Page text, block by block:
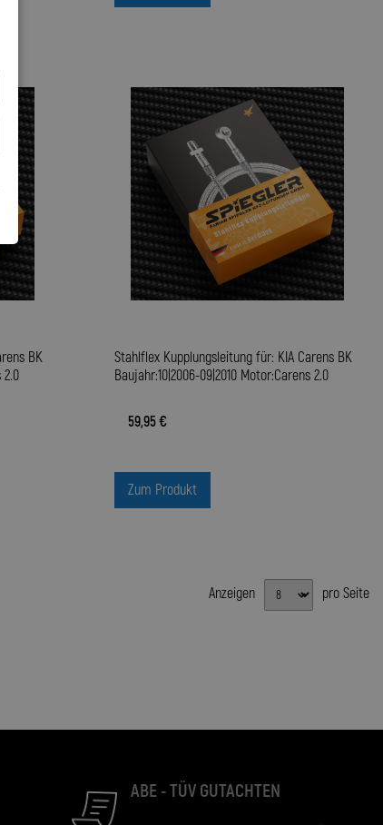
BK
2.0
Stahlflex Kupplungsleitung für: KIA Carens BK
Baujahr:10|2006-09|2010 Motor:Carens 2.0
59,95 €
Zum Produkt
Anzeigen pro Seite
ABE - TÜV GUTACHTEN